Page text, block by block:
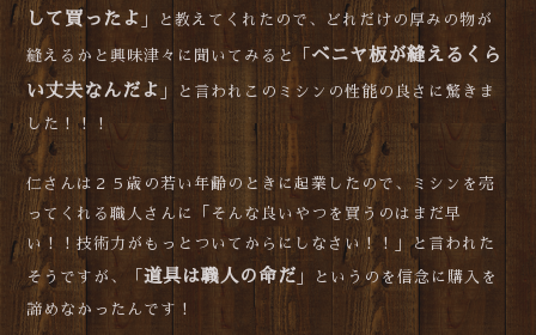
して買ったよ 」と教えてくれたので、どれだけの厚みの物が
縫えるかと興味津々に聞いてみると「 ベニヤ板が縫えるくら
い丈夫なんだよ 」と言われこのミシンの性能の良さに驚きま
した！！！
仁さんは２５歳の若い年齢のときに起業したので、ミシンを売
ってくれる職人さんに「そんな良いやつを買うのはまだ早
い！！技術力がもっとついてからにしなさい！！」と言われた
そうですが、「道具は職人の命だ 」というのを信念に購入を
諦めなかったんです！